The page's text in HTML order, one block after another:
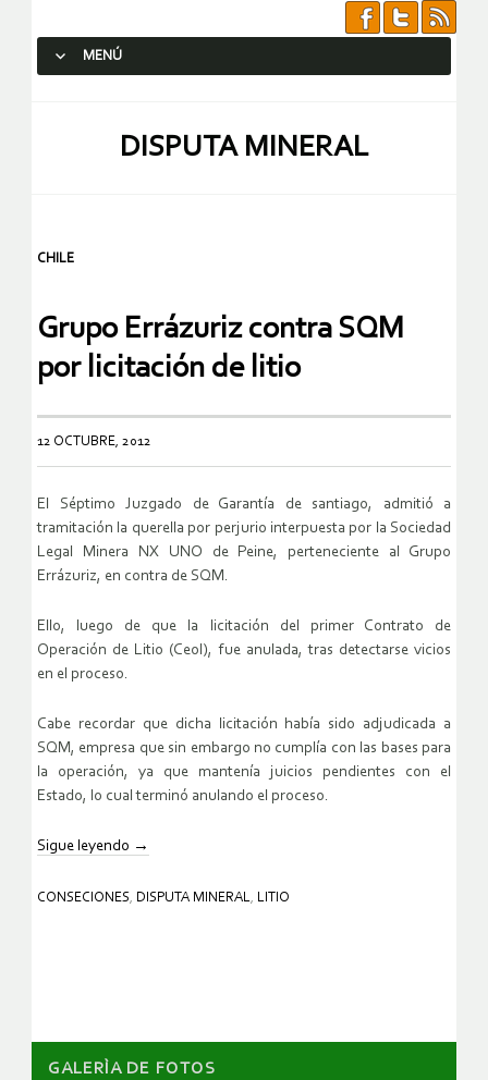
MENÚ
DISPUTA MINERAL
CHILE
Grupo Errázuriz contra SQM
por licitación de litio
12 OCTUBRE, 2012
El Séptimo Juzgado de Garantía de santiago, admitió a
tramitación la querella por perjurio interpuesta por la Sociedad
Legal Minera NX UNO de Peine, perteneciente al Grupo
Errázuriz, en contra de SQM.
Ello, luego de que la licitación del primer Contrato de
Operación de Litio (Ceol), fue anulada, tras detectarse vicios
en el proceso.
Cabe recordar que dicha licitación había sido adjudicada a
SQM, empresa que sin embargo no cumplía con las bases para
la operación, ya que mantenía juicios pendientes con el
Estado, lo cual terminó anulando el proceso.
Sigue leyendo →
CONSECIONES, DISPUTA MINERAL, LITIO
GALERÌA DE FOTOS